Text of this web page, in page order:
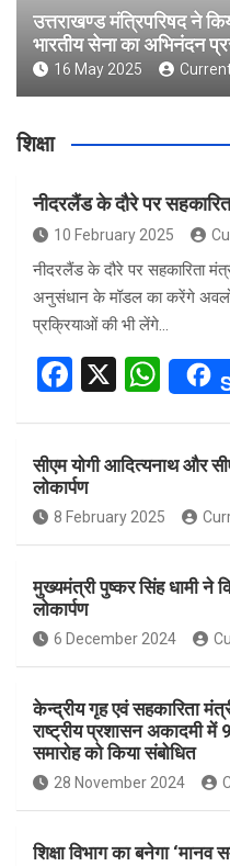
उत्तराखण्ड मंत्रिपरिषद ने
भारतीय सेना का अभिनंदन
16 May 2025
शिक्षा
नीदरलैंड के दौरे पर
10 February 2025
नीदरलैंड के दौरे पर सहकारिता
अनुसंधान के मॉडल का करेंगे
प्रक्रियाओं की भी लेंगे…
F
ce
b
o
o
k
X
W
s
A
p
p
सीएम योगी आदित्यनाथ और
लोकार्पण
8 February 2025
मुख्यमंत्री पुष्कर सिंह धामी ने
लोकार्पण
6 December 2024
केन्द्रीय गृह एवं सहकारिता
राष्ट्रीय प्रशासन अकादमी में
समारोह को किया संबोधित
28 November 2024
शिक्षा विभाग का बनेगा ‘मानव